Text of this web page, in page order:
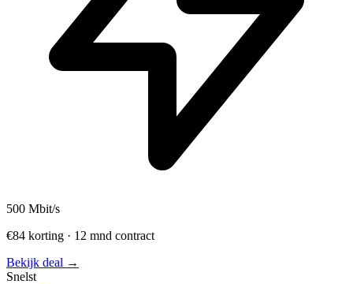
500 Mbit/s
€84 korting · 12 mnd contract
Bekijk deal →
Snelst